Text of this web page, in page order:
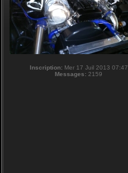
Inscription:Mer 17 Juil 2013 07:47
Messages: 2159